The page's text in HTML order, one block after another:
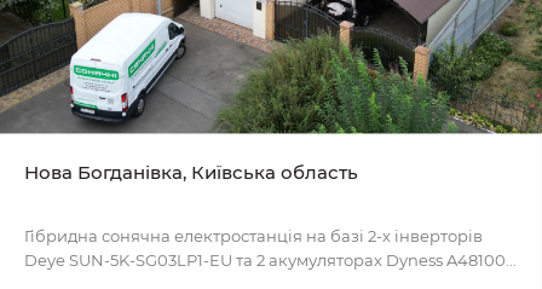
Нова Богданівка, Київська область
Гібридна сонячна електростанція на базі 2-х інверторів
Deye SUN-5K-SG03LP1-EU та 2 акумуляторах Dyness A48100...